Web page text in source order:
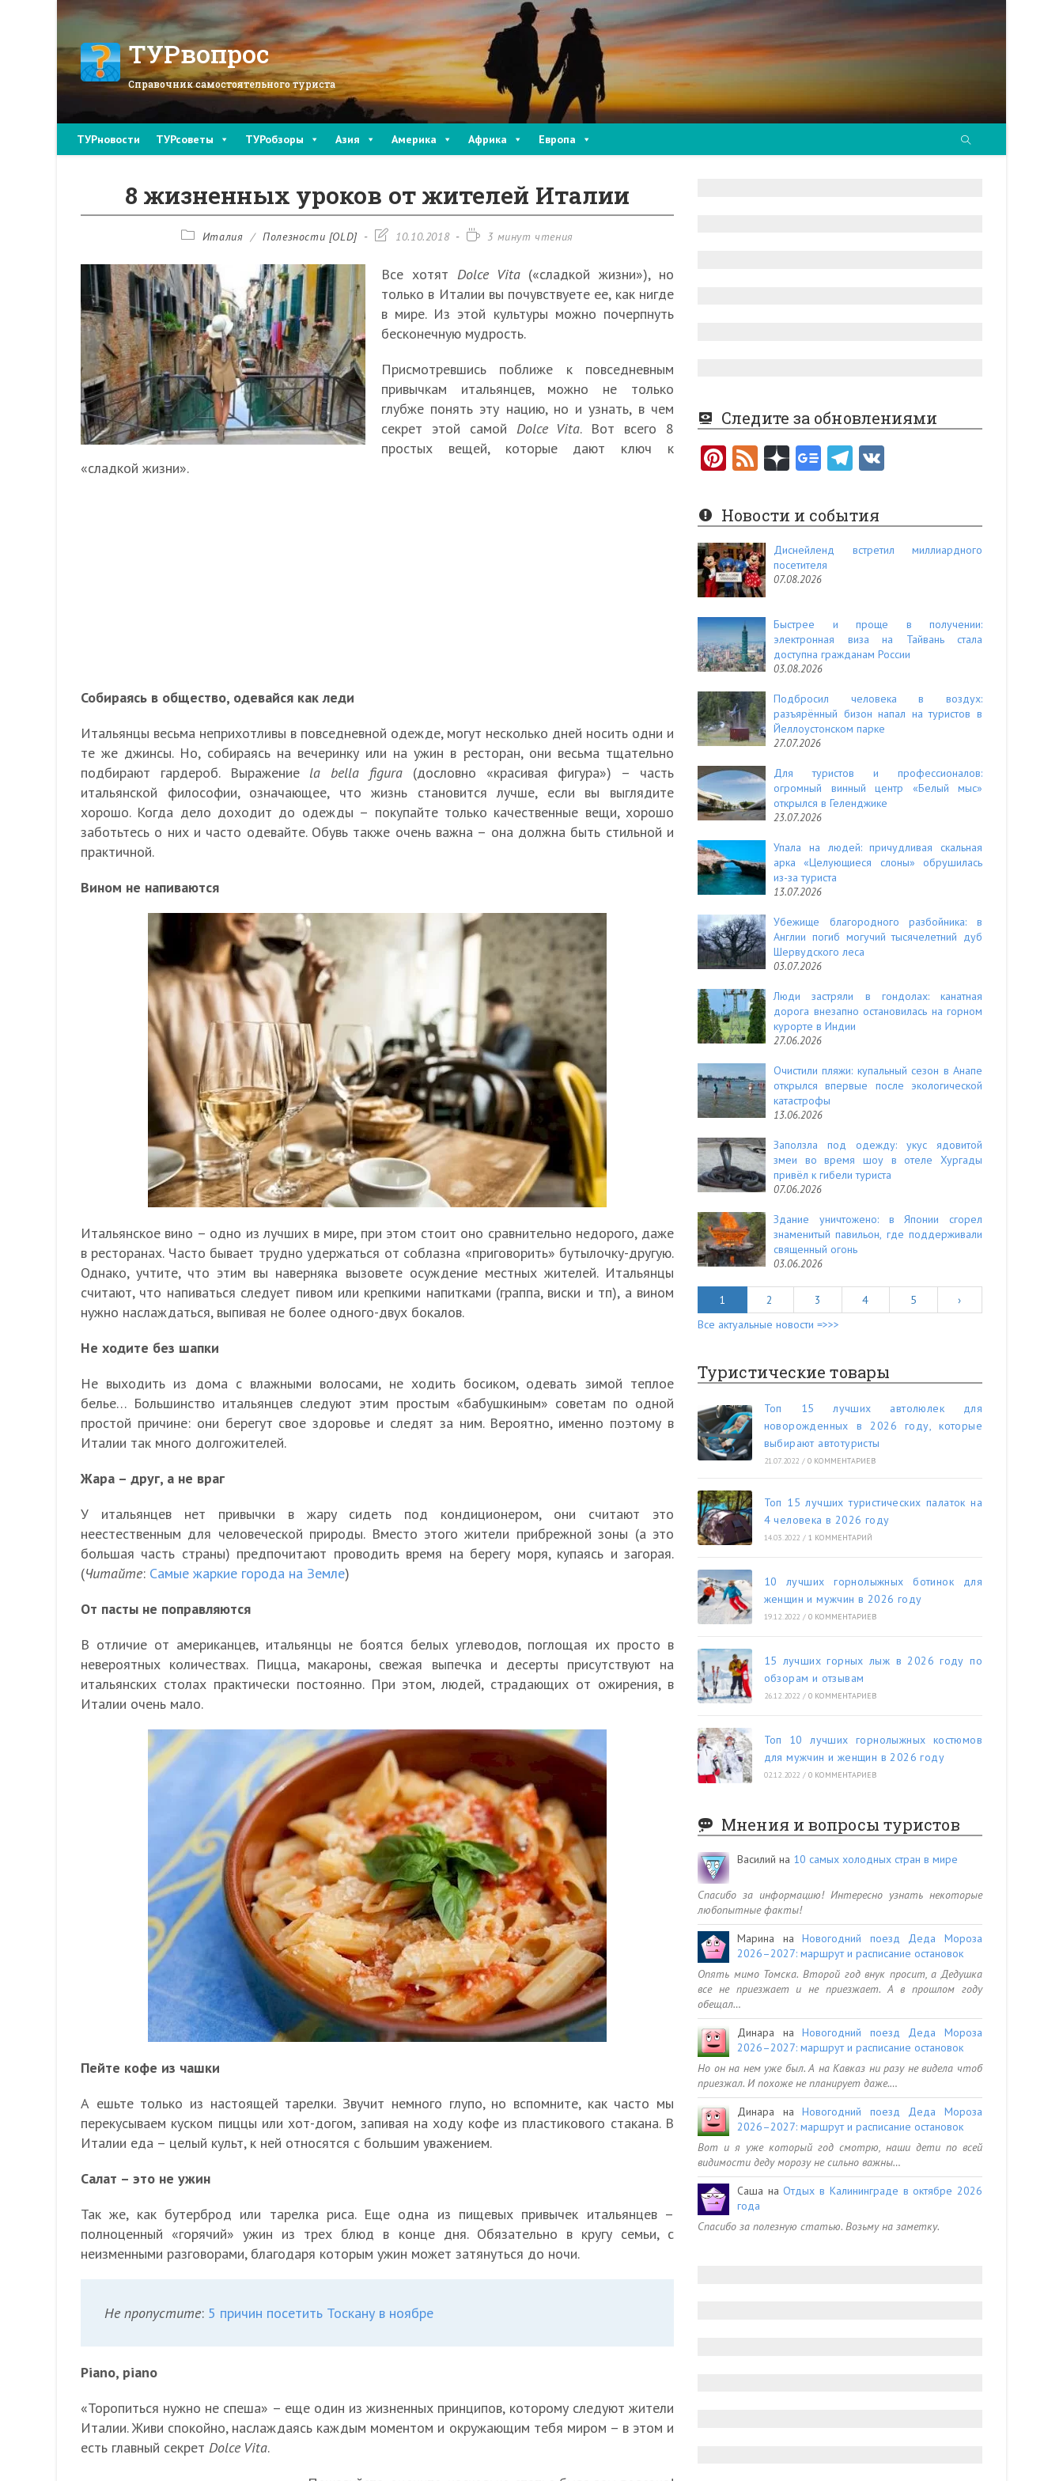
ТУРвопрос
Справочник самостоятельного туриста
ТУРновости ТУРсоветы ТУРобзоры Азия Америка Африка Европа
8 жизненных уроков от жителей Италии
РубрикаИталия / Полезности [OLD]
Запись10.10.2018
Время3 минут чтения
Все хотят Dolce Vita(«сладкой жизни»), но
только в Италии вы почувствуете ее, как нигде
в мире. Из этой культуры можно почерпнуть
бесконечную мудрость.
Присмотревшись поближе к повседневным
привычкам итальянцев, можно не только
глубже понять эту нацию, но и узнать, в чем
секрет этой самой Dolce Vita. Вот всего 8
простых вещей, которые дают ключ к
«сладкой жизни».
Собираясь в общество, одевайся как леди
Итальянцы весьма неприхотливы в повседневной одежде, могут несколько дней носить одни и
те же джинсы. Но, собираясь на вечеринку или на ужин в ресторан, они весьма тщательно
подбирают гардероб. Выражение la bella figura (дословно «красивая фигура») – часть
итальянской философии, означающее, что жизнь становится лучше, если вы выглядите
хорошо. Когда дело доходит до одежды – покупайте только качественные вещи, хорошо
заботьтесь о них и часто одевайте. Обувь также очень важна – она должна быть стильной и
практичной.
Вином не напиваются
Итальянское вино – одно из лучших в мире, при этом стоит оно сравнительно недорого, даже
в ресторанах. Часто бывает трудно удержаться от соблазна «приговорить» бутылочку-другую.
Однако, учтите, что этим вы наверняка вызовете осуждение местных жителей. Итальянцы
считают, что напиваться следует пивом или крепкими напитками (граппа, виски и тп), а вином
нужно наслаждаться, выпивая не более одного-двух бокалов.
Не ходите без шапки
Не выходить из дома с влажными волосами, не ходить босиком, одевать зимой теплое
белье… Большинство итальянцев следуют этим простым «бабушкиным» советам по одной
простой причине: они берегут свое здоровье и следят за ним. Вероятно, именно поэтому в
Италии так много долгожителей.
Жара – друг, а не враг
У итальянцев нет привычки в жару сидеть под кондиционером, они считают это
неестественным для человеческой природы. Вместо этого жители прибрежной зоны (а это
большая часть страны) предпочитают проводить время на берегу моря, купаясь и загорая.
(Читайте: Самые жаркие города на Земле)
От пасты не поправляются
В отличие от американцев, итальянцы не боятся белых углеводов, поглощая их просто в
невероятных количествах. Пицца, макароны, свежая выпечка и десерты присутствуют на
итальянских столах практически постоянно. При этом, людей, страдающих от ожирения, в
Италии очень мало.
Пейте кофе из чашки
А ешьте только из настоящей тарелки. Звучит немного глупо, но вспомните, как часто мы
перекусываем куском пиццы или хот-догом, запивая на ходу кофе из пластикового стакана. В
Италии еда – целый культ, к ней относятся с большим уважением.
Салат – это не ужин
Так же, как бутерброд или тарелка риса. Еще одна из пищевых привычек итальянцев –
полноценный «горячий» ужин из трех блюд в конце дня. Обязательно в кругу семьи, с
неизменными разговорами, благодаря которым ужин может затянуться до ночи.
Не пропустите: 5 причин посетить Тоскану в ноябре
Piano, piano
«Торопиться нужно не спеша» – еще один из жизненных принципов, которому следуют жители
Италии. Живи спокойно, наслаждаясь каждым моментом и окружающим тебя миром – в этом и
есть главный секрет Dolce Vita.
Следите за обновлениями
Pi
er
es
t
F
e
d
Новости и события
Диснейленд встретил миллиардного
посетителя
07.08.2026
Быстрее и проще в получении:
электронная виза на Тайвань стала
доступна гражданам России
03.08.2026
Подбросил человека в воздух:
разъярённый бизон напал на туристов в
Йеллоустонском парке
27.07.2026
Для туристов и профессионалов:
огромный винный центр «Белый мыс»
открылся в Геленджике
23.07.2026
Упала на людей: причудливая скальная
арка «Целующиеся слоны» обрушилась
из-за туриста
13.07.2026
Убежище благородного разбойника: в
Англии погиб могучий тысячелетний дуб
Шервудского леса
03.07.2026
Люди застряли в гондолах: канатная
дорога внезапно остановилась на горном
курорте в Индии
27.06.2026
Очистили пляжи: купальный сезон в Анапе
открылся впервые после экологической
катастрофы
13.06.2026
Заползла под одежду: укус ядовитой
змеи во время шоу в отеле Хургады
привёл к гибели туриста
07.06.2026
Здание уничтожено: в Японии сгорел
знаменитый павильон, где поддерживали
священный огонь
03.06.2026
1 2 3 4 5
›
Все актуальные новости =>>>
Туристические товары
Топ 15 лучших автолюлек для
новорожденных в 2026 году, которые
выбирают автотуристы
21.07.2022 / 0 КОММЕНТАРИЕВ
Топ 15 лучших туристических палаток на
4 человека в 2026 году
14.03.2022 / 1 КОММЕНТАРИЙ
10 лучших горнолыжных ботинок для
женщин и мужчин в 2026 году
19.12.2022 / 0 КОММЕНТАРИЕВ
15 лучших горных лыж в 2026 году по
обзорам и отзывам
26.12.2022 / 0 КОММЕНТАРИЕВ
Топ 10 лучших горнолыжных костюмов
для мужчин и женщин в 2026 году
02.12.2022 / 0 КОММЕНТАРИЕВ
Мнения и вопросы туристов
Василий на 10 самых холодных стран в мире
Спасибо за информацию! Интересно узнать некоторые
любопытные факты!
Марина наНовогодний поезд Деда Мороза
2026–2027: маршрут и расписание остановок
Опять мимо Томска. Второй год внук просит, а Дедушка
все не приезжает и не приезжает. А в прошлом году
обещал…
Динара наНовогодний поезд Деда Мороза
2026–2027: маршрут и расписание остановок
Но он на нем уже был. А на Кавказ ни разу не видела чтоб
приезжал. И похоже не планирует даже.…
Динара наНовогодний поезд Деда Мороза
2026–2027: маршрут и расписание остановок
Вот и я уже который год смотрю, наши дети по всей
видимости деду морозу не сильно важны…
Саша наОтдых в Калининграде в октябре 2026
года
Спасибо за полезную статью. Возьму на заметку.